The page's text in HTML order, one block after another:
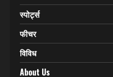
स्पोर्ट्स
फीचर
विविध
About Us